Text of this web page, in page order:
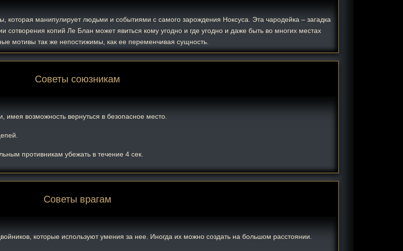
манипулирует людьми и событиями с самого зарождения Ноксуса. Эта чародейка – загадка
копий Ле Блан может явиться кому угодно и где угодно и даже быть во многих местах
мотивы так же непостижимы, как ее переменчивая сущность.
Советы союзникам
имея возможность вернуться в безопасное место.
противникам убежать в течение 4 сек.
Советы врагам
которые используют умения за нее. Иногда их можно создать на большом расстоянии.